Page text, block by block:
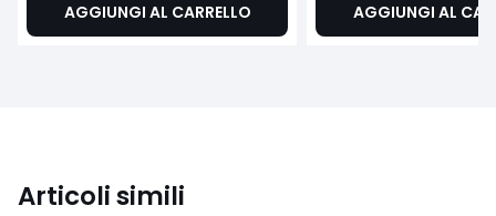
AGGIUNGI AL CARRELLO AGGIUNGI AL
Articoli simili